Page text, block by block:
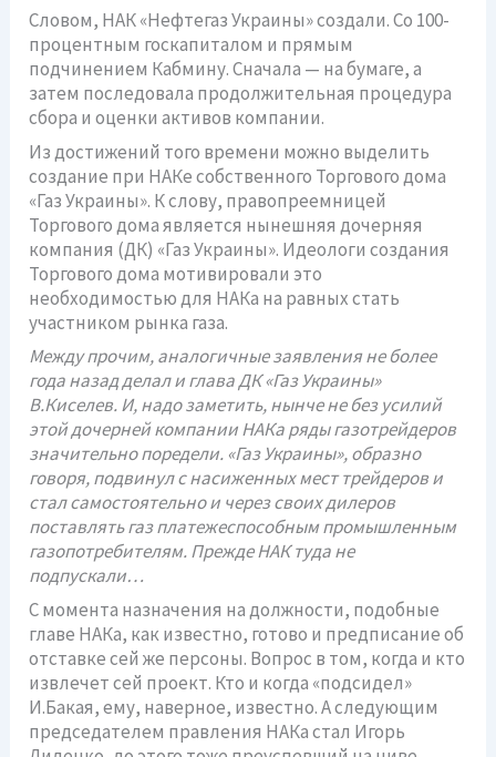
Словом, НАК «Нефтегаз Украины» создали. Со 100-
процентным госкапиталом и прямым
подчинением Кабмину. Сначала — на бумаге, а
затем последовала продолжительная процедура
сбора и оценки активов компании.
Из достижений того времени можно выделить
создание при НАКе собственного Торгового дома
«Газ Украины». К слову, правопреемницей
Торгового дома является нынешняя дочерняя
компания (ДК) «Газ Украины». Идеологи создания
Торгового дома мотивировали это
необходимостью для НАКа на равных стать
участником рынка газа.
Между прочим, аналогичные заявления не более
года назад делал и глава ДК «Газ Украины»
В.Киселев. И, надо заметить, нынче не без усилий
этой дочерней компании НАКа ряды газотрейдеров
значительно поредели. «Газ Украины», образно
говоря, подвинул с насиженных мест трейдеров и
стал самостоятельно и через своих дилеров
поставлять газ платежеспособным промышленным
газопотребителям. Прежде НАК туда не
подпускали…
С момента назначения на должности, подобные
главе НАКа, как известно, готово и предписание об
отставке сей же персоны. Вопрос в том, когда и кто
извлечет сей проект. Кто и когда «подсидел»
И.Бакая, ему, наверное, известно. А следующим
председателем правления НАКа стал Игорь